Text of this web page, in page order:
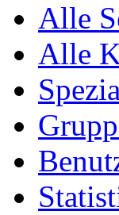
Alle
Alle